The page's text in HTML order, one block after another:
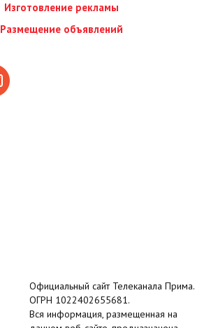
Изготовление рекламы
Размещение объявлений
Официальный сайт Телеканала Прима.
ОГРН 1022402655681.
Вся информация, размещенная на